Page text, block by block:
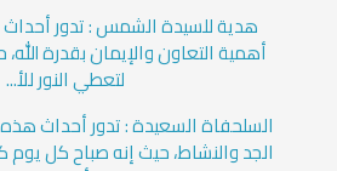
هدية للسيدة الشمس : تدور
أهمية التعاون والإيمان بقدرة
لتعطي النور للأ...
السلحفاة السعيدة : تدور أحداث
الجد والنشاط، حيث إنه صباح كل يوم